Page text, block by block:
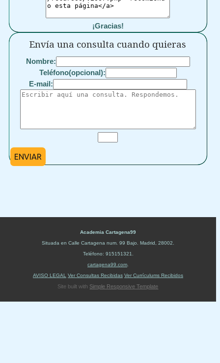
¡Gracias!
Envía una consulta cuando quieras
Nombre:
Teléfono(opcional):
E-mail:
ENVIAR
Academia Cartagena99
Situada en Calle Cartagena num. 99 Bajo Madrid 28002
Teléfono: 915151321
cartagena99.com
AVISO LEGAL
Ver Consultas Recibidas Ver Currículums Recibidos
Site built with Simple Responsive Template